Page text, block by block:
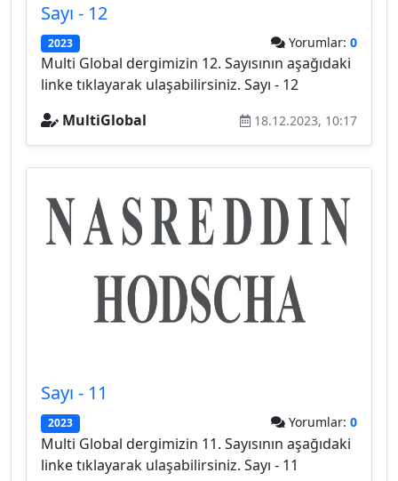
Sayı - 12
2023 Yorumlar: 0
Multi Global dergimizin 12. Sayısının aşağıdaki
linke tıklayarak ulaşabilirsiniz. Sayı - 12
MultiGlobal
18.12.2023, 10:17
Sayı - 11
2023 Yorumlar: 0
Multi Global dergimizin 11. Sayısının aşağıdaki
linke tıklayarak ulaşabilirsiniz. Sayı - 11